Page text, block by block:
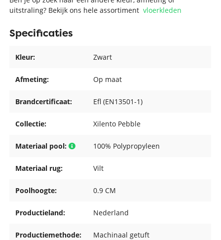
uitstraling? Bekijk ons hele assortimentvloerkleden
Specificaties
Kleur: Zwart
Afmeting: Op maat
Brandcertificaat: Efl (EN13501-1)
Collectie: Xilento Pebble
Materiaal pool: 100% Polypropyleen
Materiaal rug: Vilt
Poolhoogte: 0.9 CM
Productieland: Nederland
Productiemethode: Machinaal getuft